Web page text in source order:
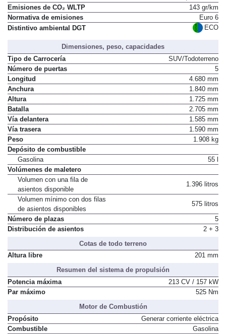
Combinado
6,3 l/100 km
Emisiones de CO₂ WLTP
143 gr/km
Normativa de emisiones
Euro 6
Dimensiones, peso, capacidades
Tipo de Carrocería
SUV/Todoterreno
Número de puertas
5
Longitud
4.680 mm
Anchura
1.840 mm
Altura
1.725 mm
Batalla
2.705 mm
Vía delantera
1.585 mm
Vía trasera
1.590 mm
Peso
Depósito de combustible
Gasolina
Volúmenes de maletero
Volumen con una fila de
asientos disponible
Volumen mínimo con dos filas
de asientos disponibles
Número de plazas
5
Cotas de todo terreno
Resumen del sistema de propulsión
Potencia máxima
213 CV / 157 kW
Motor de Combustión
Propósito
Generar corriente eléctrica